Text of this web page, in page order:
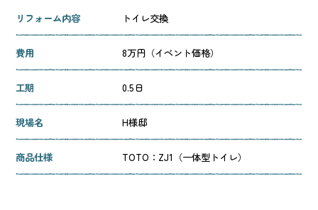
リフォーム内容 トイレ交換
費用 8万円（イベント価格）
工期 0.5日
現場名 H様邸
商品仕様 TOTO：ZJ1（一体型トイレ）